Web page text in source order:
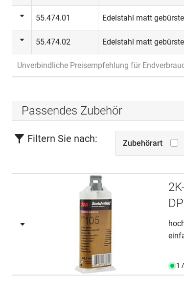
55.474.01 Edelstahl matt
55.474.02 Edelstahl matt
Unverbindliche Preisempfehlung für
Passendes Zubehör
Filtern Sie nach: Zubehörart
1